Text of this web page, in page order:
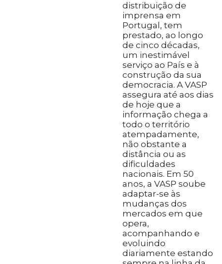
distribuição de
imprensa em
Portugal, tem
prestado, ao longo
de cinco décadas,
um inestimável
serviço ao País e à
construção da sua
democracia. A VASP
assegura até aos dias
de hoje que a
informação chega a
todo o território
atempadamente,
não obstante a
distância ou as
dificuldades
nacionais. Em 50
anos, a VASP soube
adaptar-se às
mudanças dos
mercados em que
opera,
acompanhando e
evoluindo
diariamente estando